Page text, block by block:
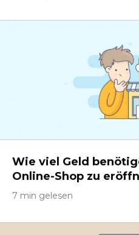
Wie viel Geld
Online-Shop zu
7 min gelesen